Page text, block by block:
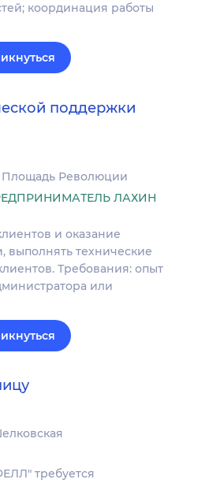
координация работы
поддержки
Площадь Революции
ЛАХИН
и оказание
выполнять технические
Требования: опыт
или
требуется